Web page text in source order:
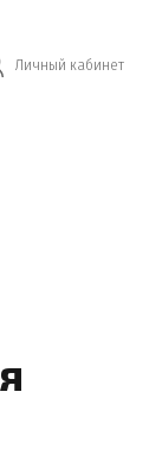
Личный кабинет